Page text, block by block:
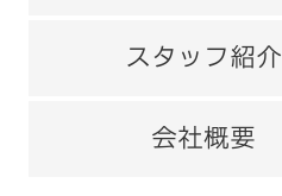
スタッフ紹介
会社概要